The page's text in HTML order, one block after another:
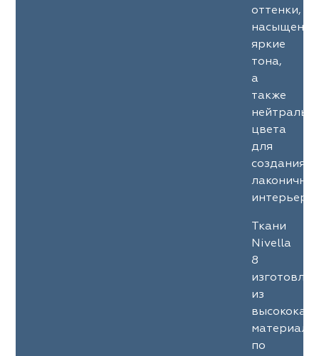
оттенки,
яркие
тона,
а
также
цвета
для
создания
Ткани
Nivella
8
из
по